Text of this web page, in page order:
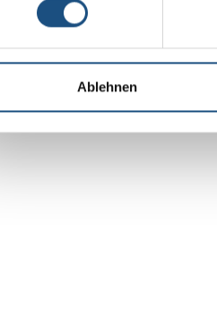
Ablehnen